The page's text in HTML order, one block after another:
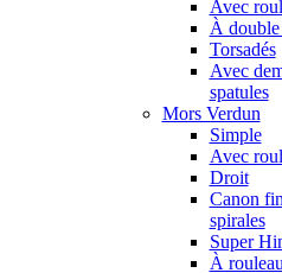
Avec
À double
Torsadés
Avec
spatules
Mors Verdun
Simple
Avec
Droit
Canon
spirales
Super
À